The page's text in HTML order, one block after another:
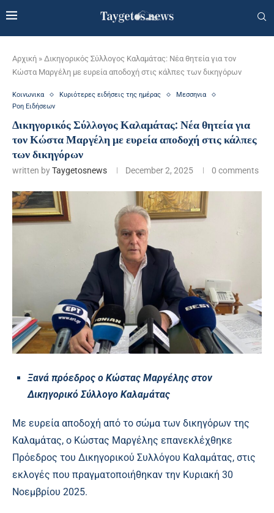
Αρχική » Δικηγορικός Σύλλογος Καλαμάτας: Νέα θητεία για τον
Κώστα Μαργέλη με ευρεία αποδοχή στις κάλπες των δικηγόρων
Κοινωνικα Κυριότερες ειδήσεις της ημέρας
Μεσσηνια
Ροη Ειδήσεων
Δικηγορικός Σύλλογος Καλαμάτας: Νέα θητεία για
τον Κώστα Μαργέλη με ευρεία αποδοχή στις κάλπες
των δικηγόρων
written byTaygetosnews December 2, 2025 0 comments
Ξανά πρόεδρος ο Κώστας Μαργέλης στον
Δικηγορικό Σύλλογο Καλαμάτας
Με ευρεία αποδοχή από το σώμα των δικηγόρων της
Καλαμάτας, ο Κώστας Μαργέλης επανεκλέχθηκε
Πρόεδρος του Δικηγορικού Συλλόγου Καλαμάτας, στις
εκλογές που πραγματοποιήθηκαν την Κυριακή 30
Νοεμβρίου 2025.